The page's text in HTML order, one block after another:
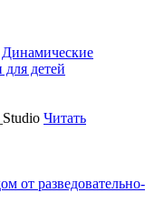
Динамические
детей
Читать
от разведовательно-